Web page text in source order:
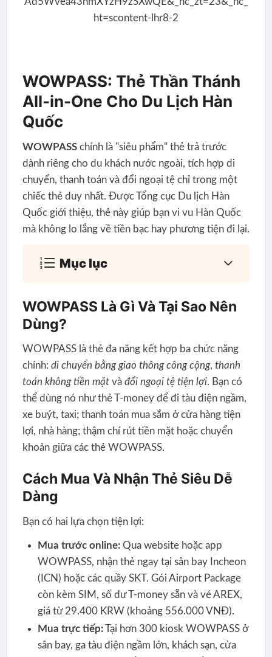
WOWPASS: Thẻ Thần Thánh
All-in-One Cho Du Lịch Hàn
Quốc
WOWPASSchính là "siêu phẩm" thẻ trả trước
dành riêng cho du khách nước ngoài, tích hợp di
chuyển, thanh toán và đổi ngoại tệ chỉ trong một
chiếc thẻ duy nhất. Được Tổng cục Du lịch Hàn
Quốc giới thiệu, thẻ này giúp bạn vi vu Hàn Quốc
mà không lo lắng về tiền bạc hay phương tiện đi lại.
Mục lục
WOWPASS Là Gì Và Tại Sao Nên
Dùng?
WOWPASS là thẻ đa năng kết hợp ba chức năng
chính: di chuyển bằng giao thông công cộng, thanh
toán không tiền mặtvà đổi ngoại tệ tiện lợi. Bạn có
thể dùng nó như thẻ T-money để đi tàu điện ngầm,
xe buýt, taxi; thanh toán mua sắm ở cửa hàng tiện
lợi, nhà hàng; thậm chí rút tiền mặt hoặc chuyển
khoản giữa các thẻ WOWPASS.
Cách Mua Và Nhận Thẻ Siêu Dễ
Dàng
Bạn có hai lựa chọn tiện lợi:
Mua trước online:Qua website hoặc app
WOWPASS, nhận thẻ ngay tại sân bay Incheon
(ICN) hoặc các quầy SKT. Gói Airport Package
còn kèm SIM, số dư T-money sẵn và vé AREX,
giá từ 29.400 KRW (khoảng 556.000 VNĐ).
Mua trực tiếp:Tại hơn 300 kiosk WOWPASS ở
sân bay, ga tàu điện ngầm lớn, khách sạn, cửa